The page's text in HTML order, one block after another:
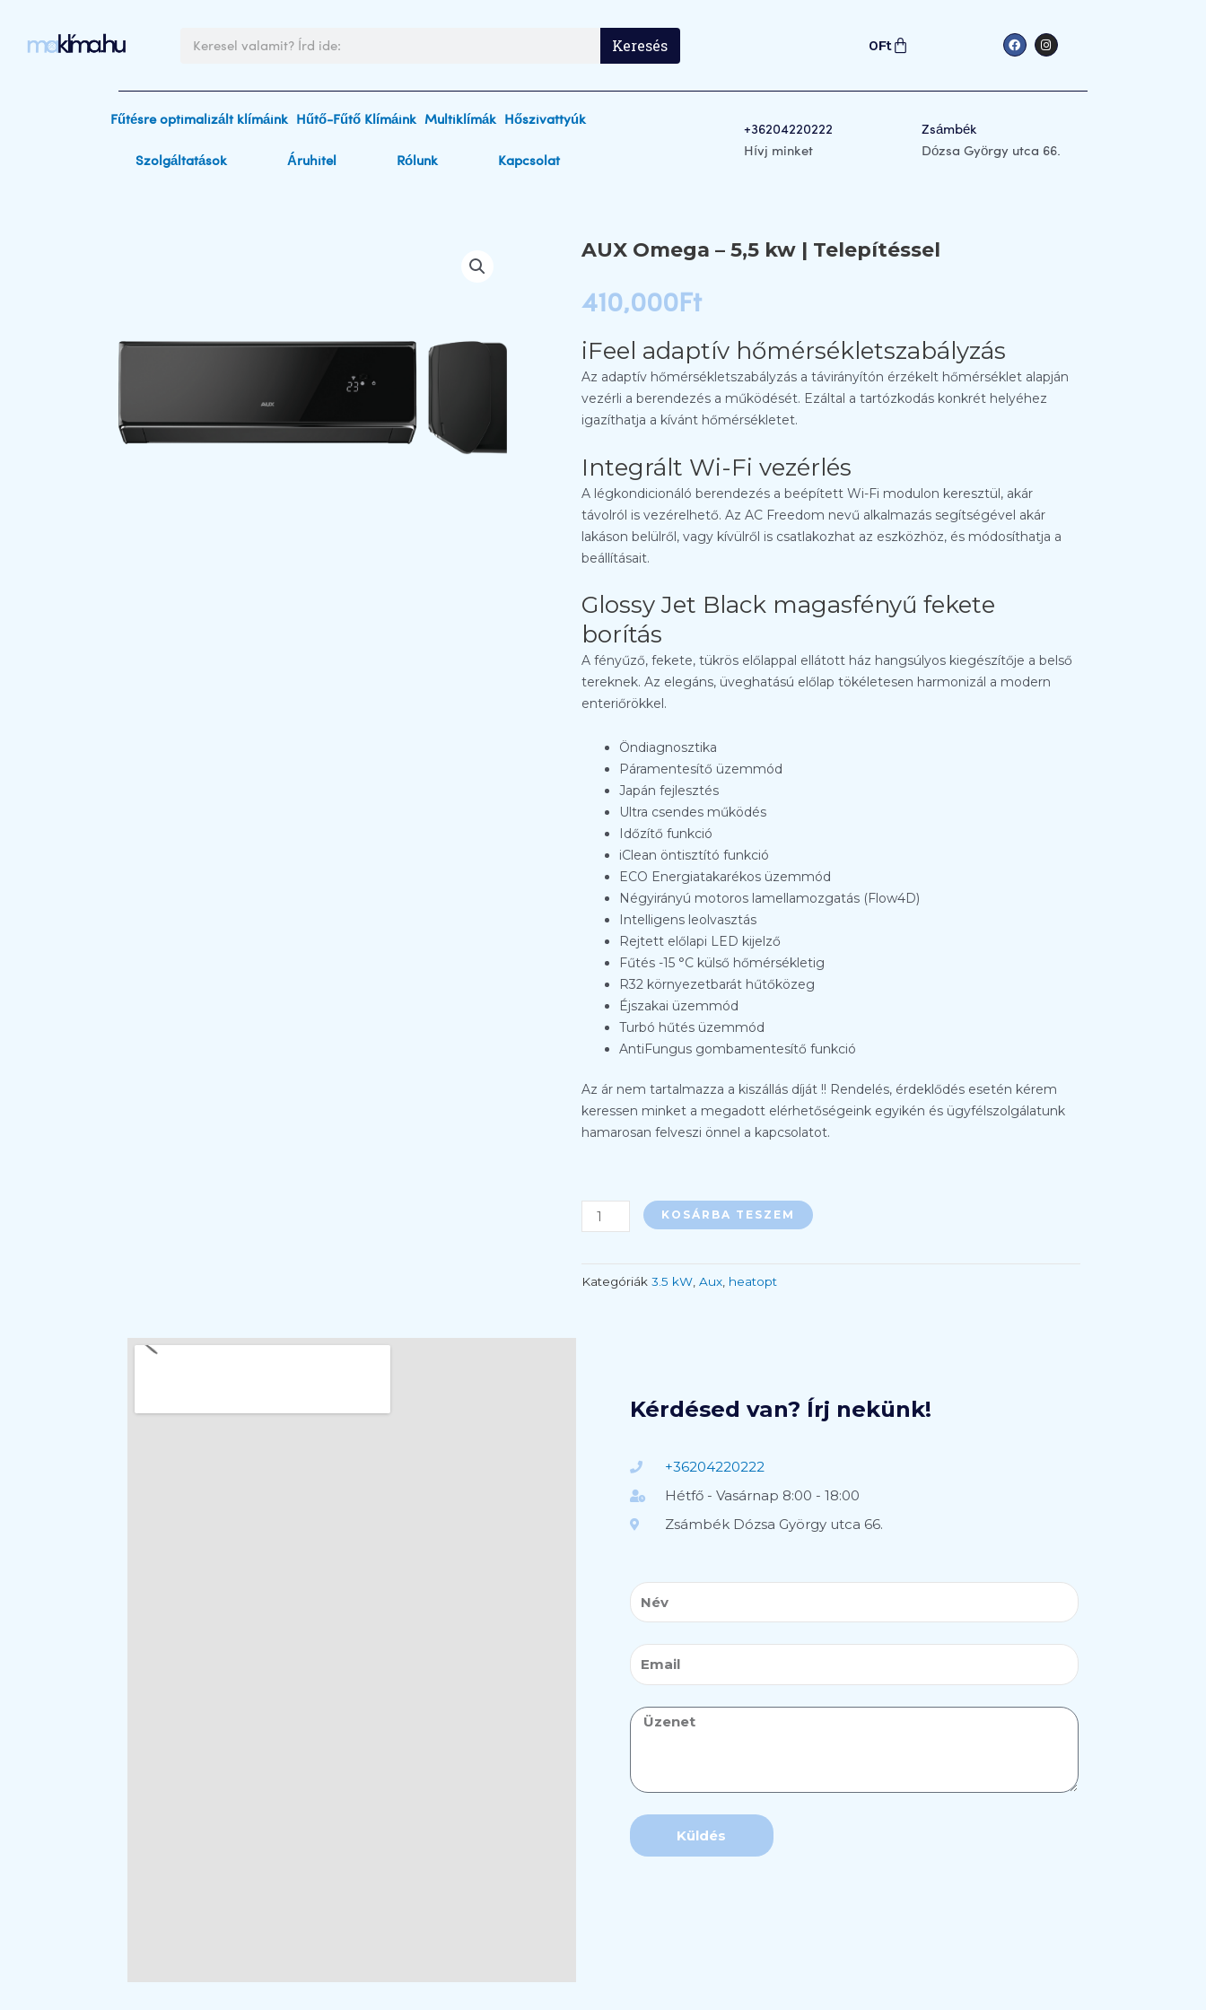
content
Keresés 0Ft
F
a
c
o
I
n
s
g
Fűtésre optimalizált klímáink Hűtő-Fűtő Klímáink Multiklímák Hőszivattyúk
Szolgáltatások Áruhitel Rólunk Kapcsolat
+36204220222
Hívj minket
Zsámbék
Dózsa György utca 66.
AUX Omega – 5,5 kw | Telepítéssel
410,000Ft
iFeel adaptív hőmérsékletszabályzás
Az adaptív hőmérsékletszabályzás a távirányítón érzékelt hőmérséklet alapján
vezérli a berendezés a működését. Ezáltal a tartózkodás konkrét helyéhez
igazíthatja a kívánt hőmérsékletet.
Integrált Wi-Fi vezérlés
A légkondicionáló berendezés a beépített Wi-Fi modulon keresztül, akár
távolról is vezérelhető. Az AC Freedom nevű alkalmazás segítségével akár
lakáson belülről, vagy kívülről is csatlakozhat az eszközhöz, és módosíthatja a
beállításait.
Glossy Jet Black magasfényű fekete
borítás
A fényűző, fekete, tükrös előlappal ellátott ház hangsúlyos kiegészítője a belső
tereknek. Az elegáns, üveghatású előlap tökéletesen harmonizál a modern
enteriőrökkel.
Öndiagnosztika
Páramentesítő üzemmód
Japán fejlesztés
Ultra csendes működés
Időzítő funkció
iClean öntisztító funkció
ECO Energiatakarékos üzemmód
Négyirányú motoros lamellamozgatás (Flow4D)
Intelligens leolvasztás
Rejtett előlapi LED kijelző
Fűtés -15 °C külső hőmérsékletig
R32 környezetbarát hűtőközeg
Éjszakai üzemmód
Turbó hűtés üzemmód
AntiFungus gombamentesítő funkció
Az ár nem tartalmazza a kiszállás díját !! Rendelés, érdeklődés esetén kérem
keressen minket a megadott elérhetőségeink egyikén és ügyfélszolgálatunk
hamarosan felveszi önnel a kapcsolatot.
Omega
-
kw
KOSÁRBA TESZEM
Kategóriák 3.5 kW, Aux, heatopt
Kérdésed van? Írj nekünk!
+36204220222
Hétfő - Vasárnap 8:00 - 18:00
Zsámbék Dózsa György utca 66.
Név
Email
Üzenet
Küldés